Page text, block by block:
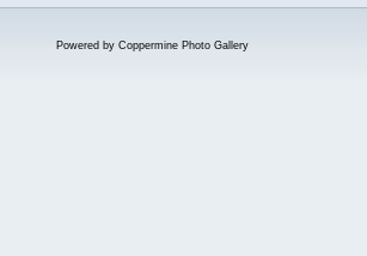
Powered by Coppermine Photo Gallery